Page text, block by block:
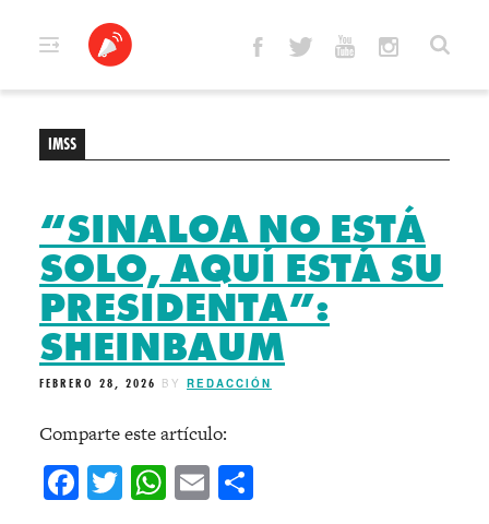
IMSS
“SINALOA NO ESTÁ
SOLO, AQUÍ ESTÁ SU
PRESIDENTA”:
SHEINBAUM
FEBRERO 28, 2026 BY REDACCIÓN
Comparte este artículo:
Facebook
Twitter
WhatsApp
Email